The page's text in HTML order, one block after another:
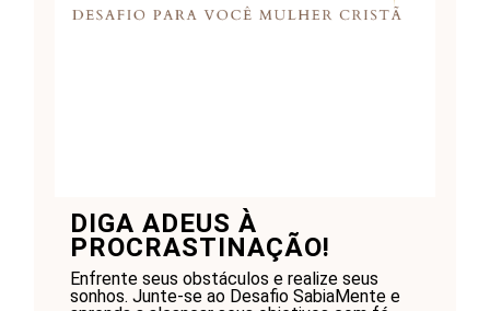
DIGA ADEUS À
PROCRASTINAÇÃO!
Enfrente seus obstáculos e realize seus
sonhos. Junte-se ao Desafio SabiaMente e